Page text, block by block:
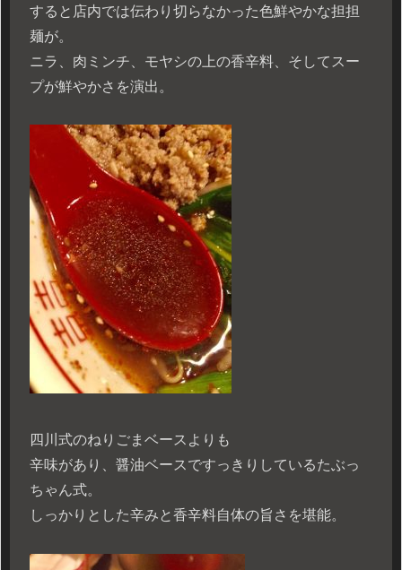
すると店内では伝わり切らなかった色鮮やかな担担
麺が。
ニラ、肉ミンチ、モヤシの上の香辛料、そしてスー
プが鮮やかさを演出。
四川式のねりごまベースよりも
辛味があり、醤油ベースですっきりしているたぶっ
ちゃん式。
しっかりとした辛みと香辛料自体の旨さを堪能。